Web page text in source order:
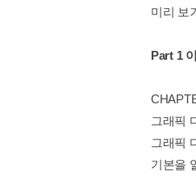
미리 보
Part 1
그래픽
그래픽
기본을